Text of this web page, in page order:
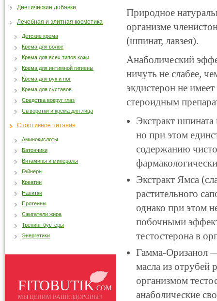
Природное
организме
(шпинат, лавзея).
Анаболический
ничуть не слабее,
экдистерон не
стероидным
Экстракт
но при этом
содержанию
Экстракт Ямса
растительного
однако при этом
побочными
тестостерона в
Гамма-Оризанол —
масла из отрубей
организмом
анаболические
Диетические добавки
Лечебная и элитная косметика
Детские крема
Крема для волос
Крема для всех типов кожи
Крема для интимной гигиены
Крема для рук и ног
Крема для суставов
Средства вокруг глаз
Сыворотки и крема для лица
Спортивное питание
Аминокислоты
Батончики
Витамины и минералы
Гейнеры
Креатин
Напитки
Протеины
Сжигатели жира
Тренинг-бустеры
Энергетики
FITOBUTIK.COM
МЫ ЦЕНИМ ВАШЕ ЗДОРОВЬЕ!